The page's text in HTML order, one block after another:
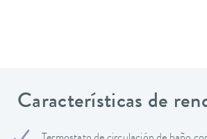
Características de